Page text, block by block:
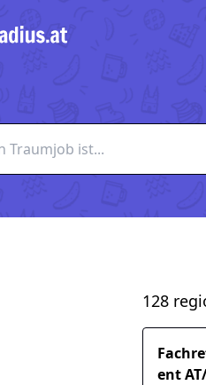
128
ent